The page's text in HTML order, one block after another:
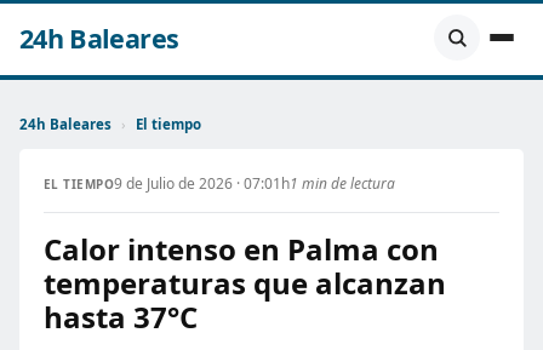
24h Baleares
24h Baleares › El tiempo
EL TIEMPO9 de Julio de 2026 · 07:01h1 min de lectura
Calor intenso en Palma con
temperaturas que alcanzan
hasta 37°C